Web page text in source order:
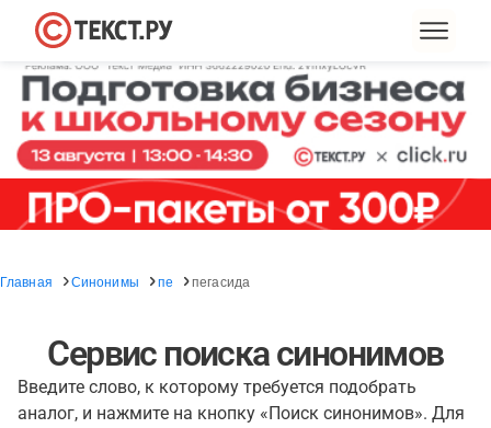
Главная Синонимы пе пегасида
Сервис поиска синонимов
Введите слово, к которому требуется подобрать
аналог, и нажмите на кнопку «Поиск синонимов». Для